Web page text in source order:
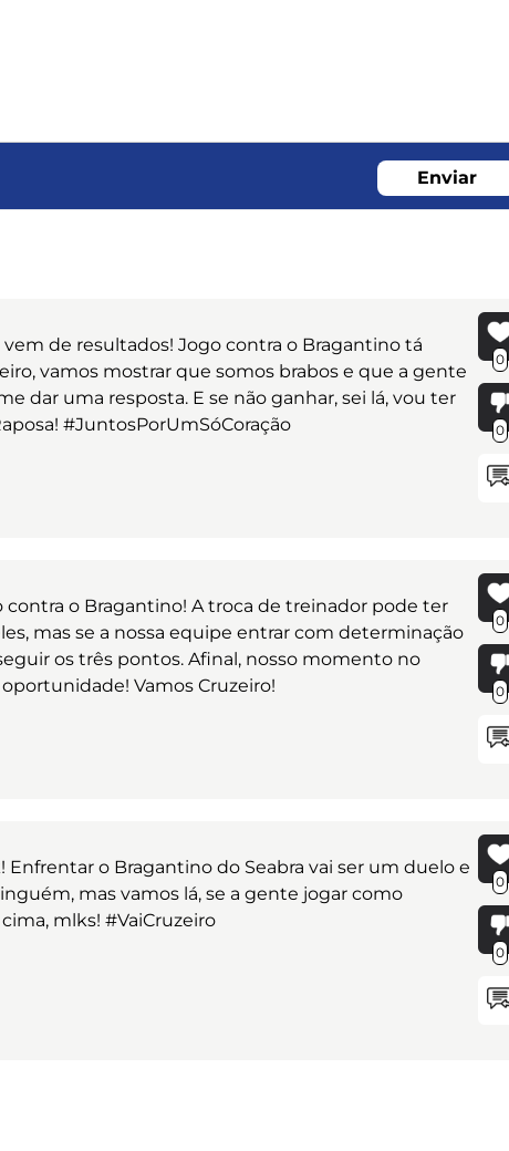
Enviar
de resultados! Jogo contra o Bragantino tá
vamos mostrar que somos brabos e que a gente
dar uma resposta. E se não ganhar, sei lá, vou ter
#JuntosPorUmSóCoração
0
0
contra o Bragantino! A troca de treinador pode ter
mas se a nossa equipe entrar com determinação
os três pontos. Afinal, nosso momento no
Vamos Cruzeiro!
0
0
Enfrentar o Bragantino do Seabra vai ser um duelo e
mas vamos lá, se a gente jogar como
mlks! #VaiCruzeiro
0
0